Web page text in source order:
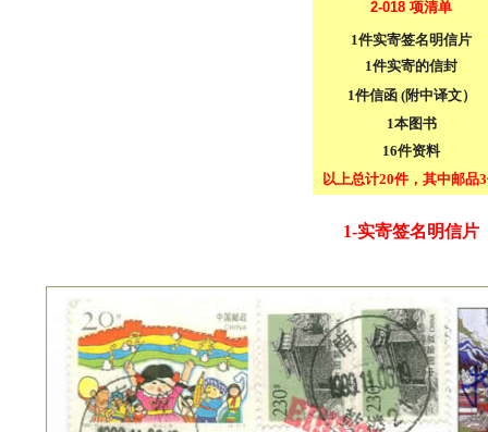
2-018 项清单
1件实寄签名明信片
1件实寄的信封
1件信函 (附中译文）
1本图书
16件资料
以上总计20件，其中邮品
1-实寄签名明信片